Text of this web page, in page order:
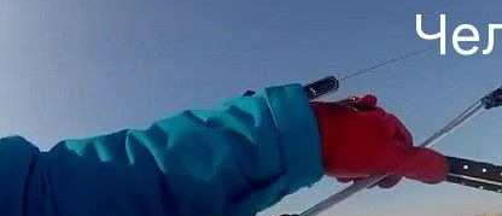
Видео с наших тренировок на озере Шершни город
Прыгаем Raley на крюке, bs 360 на крюке, Surf face
уровень заметно растет.
Одним из основных моментов стоит заметить, что